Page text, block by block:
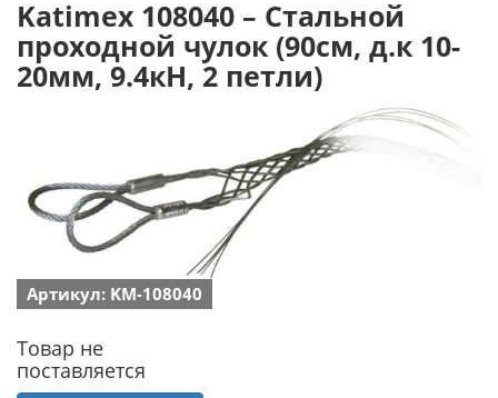
Katimex 108040 – Стальной
проходной чулок (90см, д.к 10-
20мм, 9.4кН, 2 петли)
Артикул: KM-108040
Товар не
поставляется